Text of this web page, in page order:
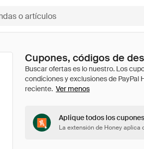
Cupones, códigos de
Ver menos
Aplique todos los
La extensión de Honey aplica